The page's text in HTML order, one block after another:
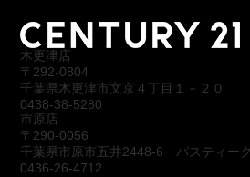
木更津店
〒292-0804
千葉県木更津市文京４丁目１－２０
0438-38-5280
市原店
〒290-0056
千葉県市原市五井2448-6 パスティー
0436-26-4712